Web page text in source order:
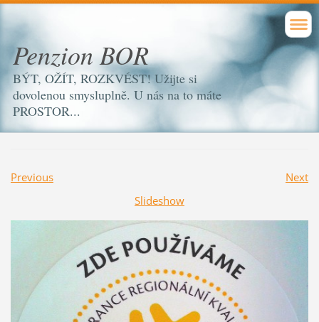
Penzion BOR
BÝT, OŽÍT, ROZKVÉST! Užijte si
dovolenou smysluplně. U nás na to máte
PROSTOR...
Previous
Next
Slideshow